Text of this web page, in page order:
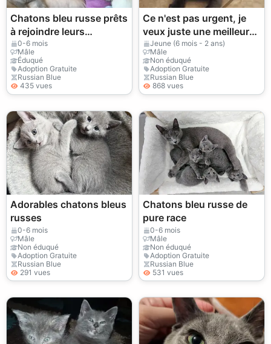
Chatons bleu russe prêts
à rejoindre leurs
nouvelles familles
0-6 mois
Mâle
Éduqué
Adoption Gratuite
Russian Blue
435 vues
Ce n'est pas urgent, je
veux juste une meilleure
installation pour elle.
Jeune (6 mois - 2 ans)
Mâle
Non éduqué
Adoption Gratuite
Russian Blue
868 vues
Adorables chatons bleus
russes
0-6 mois
Mâle
Non éduqué
Adoption Gratuite
Russian Blue
291 vues
Chatons bleu russe de
pure race
0-6 mois
Mâle
Non éduqué
Adoption Gratuite
Russian Blue
531 vues